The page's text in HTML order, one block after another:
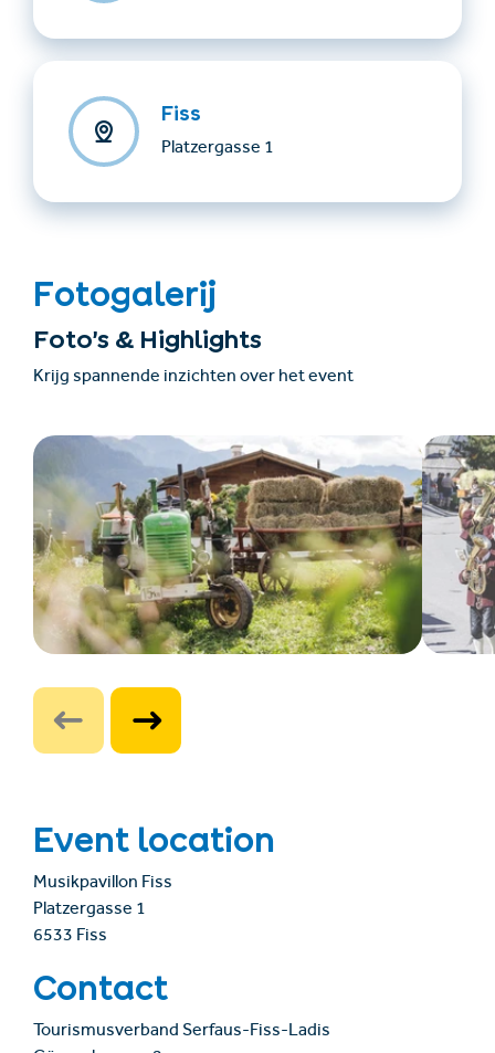
Fiss
Platzergasse 1
Fotogalerij
Foto’s & Highlights
Krijg spannende inzichten over het event
Event location
Musikpavillon Fiss
Platzergasse 1
6533 Fiss
Contact
Tourismusverband Serfaus-Fiss-Ladis